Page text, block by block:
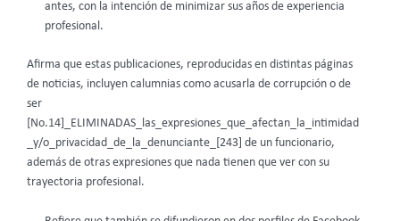
antes, con la intención de minimizar sus años de experiencia
profesional.
Afirma que estas publicaciones, reproducidas en distintas páginas
de noticias, incluyen calumnias como acusarla de corrupción o de
ser
[No.14]_ELIMINADAS_las_expresiones_que_afectan_la_intimidad
_y/o_privacidad_de_la_denunciante_[243] de un funcionario,
además de otras expresiones que nada tienen que ver con su
trayectoria profesional.